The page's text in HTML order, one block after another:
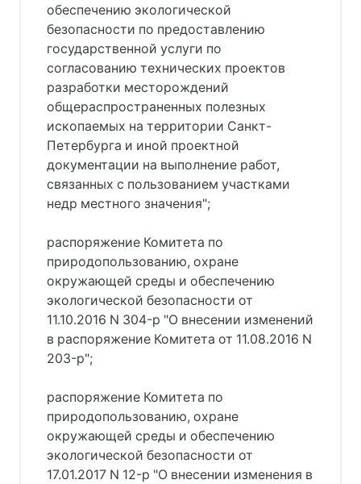
обеспечению экологической
безопасности по предоставлению
государственной услуги по
согласованию технических проектов
разработки месторождений
общераспространенных полезных
ископаемых на территории Санкт-
Петербурга и иной проектной
документации на выполнение работ,
связанных с пользованием участками
недр местного значения";
распоряжение Комитета по
природопользованию, охране
окружающей среды и обеспечению
экологической безопасности от
11.10.2016 N 304-р "О внесении изменений
в распоряжение Комитета от 11.08.2016 N
203-р";
распоряжение Комитета по
природопользованию, охране
окружающей среды и обеспечению
экологической безопасности от
17.01.2017 N 12-р "О внесении изменения в